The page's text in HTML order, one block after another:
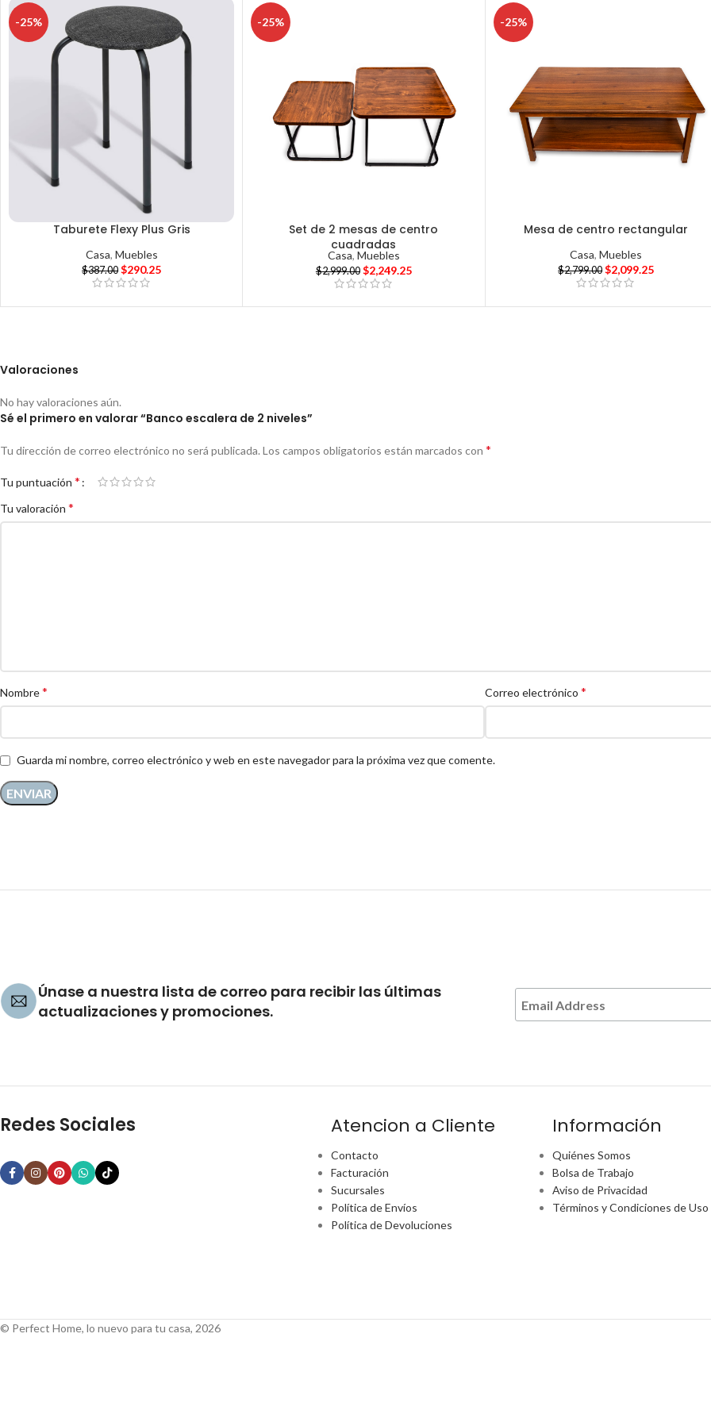
-25%
Taburete Flexy Plus Gris
Casa, Muebles
$387.00 $290.25
-25%
Set de 2 mesas de centro
cuadradas
Casa, Muebles
$2,999.00 $2,249.25
-25%
Mesa de centro rectangular
Casa,Muebles
$2,799.00 $2,099.25
Valoraciones
No hay valoraciones aún.
Sé el primero en valorar “Banco escalera de 2 niveles”
Tu dirección de correo electrónico no será publicada. Los campos obligatorios están marcados con *
Tu puntuación *
Tu valoración *
Nombre* Correo electrónico *
Guarda mi nombre, correo electrónico y web en este navegador para la próxima vez que comente.
Únase a nuestra lista de correo para recibir las últimas
actualizaciones y promociones.
Redes Sociales Atencion a Cliente
Contacto
Facturación
Sucursales
Política de Envíos
Política de Devoluciones
Información
Quiénes Somos
Bolsa de Trabajo
Aviso de Privacidad
Términos y Condiciones de Uso
© Perfect Home, lo nuevo para tu casa, 2026